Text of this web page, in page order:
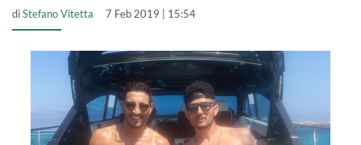
diStefano Vitetta 7 Feb 2019 | 15:54